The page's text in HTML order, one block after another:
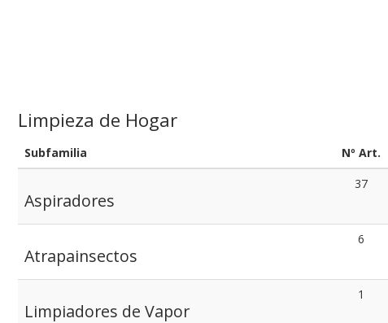
Limpieza de Hogar
Subfamilia Nº Art.
Aspiradores
37
Atrapainsectos
6
Limpiadores de Vapor
1